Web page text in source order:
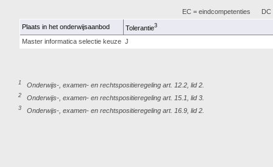
EC = eindcompetenties DC
Plaats in het onderwijsaanbod Tolerantie3
Master informatica selectie keuze J
1 Onderwijs-, examen- en rechtspositieregeling art. 12.2, lid 2.
2 Onderwijs-, examen- en rechtspositieregeling art. 15.1, lid 3.
3 Onderwijs-, examen- en rechtspositieregeling art. 16.9, lid 2.